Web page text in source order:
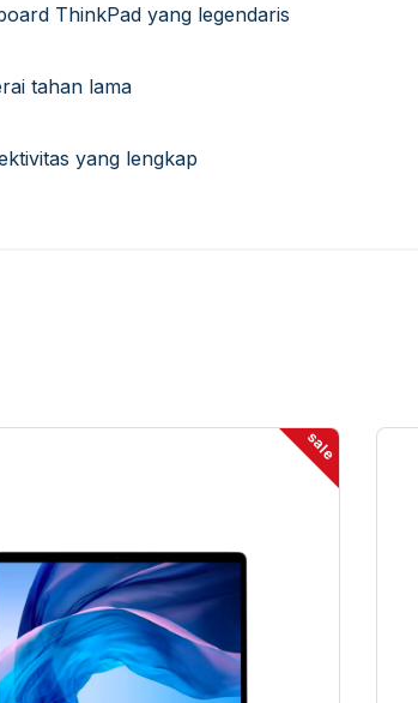
ThinkPad yang legendaris
tahan lama
yang lengkap
sale